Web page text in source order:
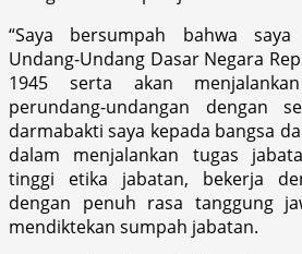
“Saya bersumpah bahwa
Undang-Undang Dasar Negara
1945 serta akan
perundang-undangan dengan
darmabakti saya kepada bangsa
dalam menjalankan tugas
tinggi etika jabatan, bekerja
dengan penuh rasa tanggung
mendiktekan sumpah jabatan.